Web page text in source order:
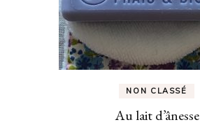
NON CLASSÉ
Au lait d’ânesse